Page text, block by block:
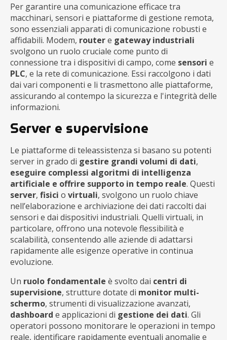
Per garantire una comunicazione efficace tra
macchinari, sensori e piattaforme di gestione remota,
sono essenziali apparati di comunicazione robusti e
affidabili. Modem, routere gateway industriali
svolgono un ruolo cruciale come punto di
connessione tra i dispositivi di campo, come sensori e
PLC, e la rete di comunicazione. Essi raccolgono i dati
dai vari componenti e li trasmettono alle piattaforme,
assicurando al contempo la sicurezza e l'integrità delle
informazioni.
Server e supervisione
Le piattaforme di teleassistenza si basano su potenti
server in grado di gestire grandi volumi di dati,
eseguire complessi algoritmi di intelligenza
artificiale e offrire supporto in tempo reale. Questi
server, fisici o virtuali, svolgono un ruolo chiave
nell’elaborazione e archiviazione dei dati raccolti dai
sensori e dai dispositivi industriali. Quelli virtuali, in
particolare, offrono una notevole flessibilità e
scalabilità, consentendo alle aziende di adattarsi
rapidamente alle esigenze operative in continua
evoluzione.
Un ruolo fondamentale è svolto dai centri di
supervisione, strutture dotate di monitor multi-
schermo, strumenti di visualizzazione avanzati,
dashboard e applicazioni di gestione dei dati. Gli
operatori possono monitorare le operazioni in tempo
reale, identificare rapidamente eventuali anomalie e